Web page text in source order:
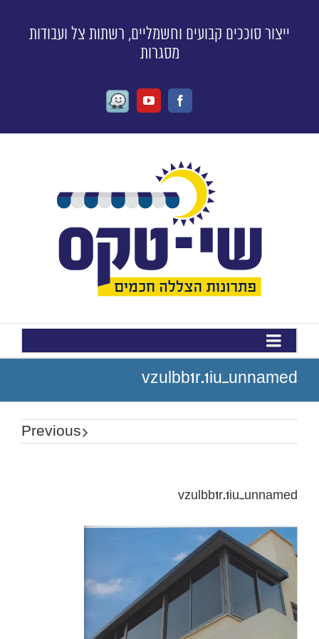
ייצור סוככים קבועים וחשמליים, רשתות צל ועבודות
מסגרות
Facebook
Youtube
Waze
vzulbb1r.1iu_unnamed
Previous
vzulbb1r.1iu_unnamed